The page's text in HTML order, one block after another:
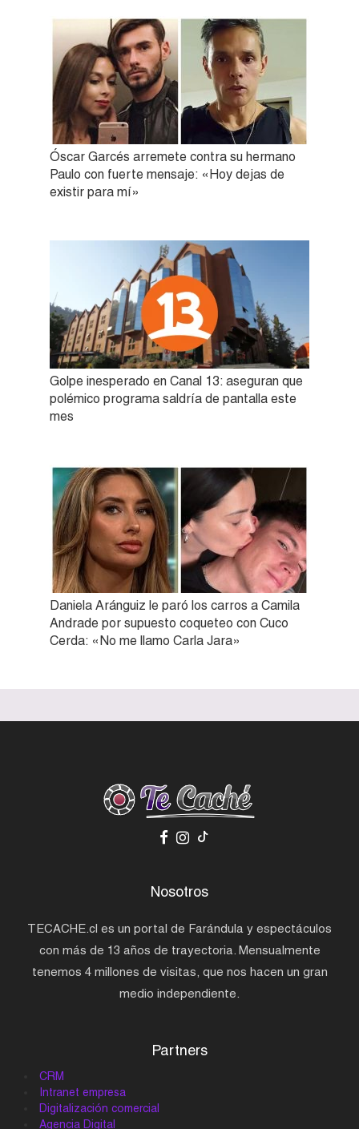
Óscar Garcés arremete contra su hermano
Paulo con fuerte mensaje: «Hoy dejas de
existir para mí»
Golpe inesperado en Canal 13: aseguran que
polémico programa saldría de pantalla este
mes
Daniela Aránguiz le paró los carros a Camila
Andrade por supuesto coqueteo con Cuco
Cerda: «No me llamo Carla Jara»
Nosotros
TECACHE.cl es un portal de Farándula y espectáculos
con más de 13 años de trayectoria. Mensualmente
tenemos 4 millones de visitas, que nos hacen un gran
medio independiente.
Partners
CRM
Intranet empresa
Digitalización comercial
Agencia Digital